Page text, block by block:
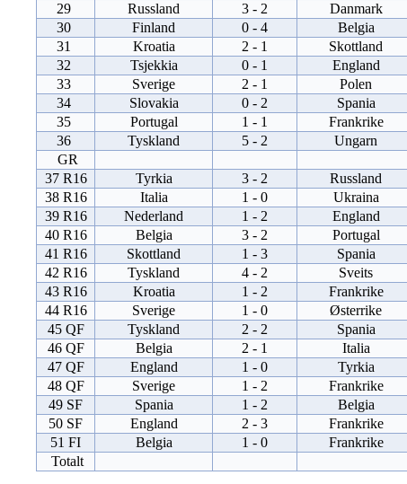
29
Russland 3 - 2 Danmark
30
Finland 0 - 4 Belgia
31
Kroatia 2 - 1 Skottland
32
Tsjekkia 0 - 1 England
33
Sverige 2 - 1 Polen
34
Slovakia 0 - 2 Spania
35
Portugal 1 - 1 Frankrike
36
Tyskland 5 - 2 Ungarn
GR
37 R16
Tyrkia 3 - 2 Russland
38 R16
Italia 1 - 0 Ukraina
39 R16
Nederland 1 - 2 England
40 R16
Belgia 3 - 2 Portugal
41 R16
Skottland 1 - 3 Spania
42 R16
Tyskland 4 - 2 Sveits
43 R16
Kroatia 1 - 2 Frankrike
44 R16
Sverige 1 - 0 Østerrike
45 QF
Tyskland 2 - 2 Spania
46 QF
Belgia 2 - 1 Italia
47 QF
England 1 - 0 Tyrkia
48 QF
Sverige 1 - 2 Frankrike
49 SF
Spania 1 - 2 Belgia
50 SF
England 2 - 3 Frankrike
51 FI
Belgia 1 - 0 Frankrike
Totalt